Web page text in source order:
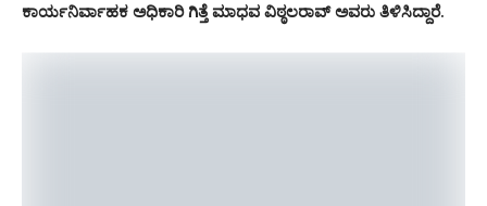
ಕಾರ್ಯನಿರ್ವಾಹಕ ಅಧಿಕಾರಿ ಗಿತ್ತೆ ಮಾಧವ ವಿಠ್ಠಲರಾವ್‌ ಅವರು ತಿಳಿಸಿದ್ದಾರೆ.